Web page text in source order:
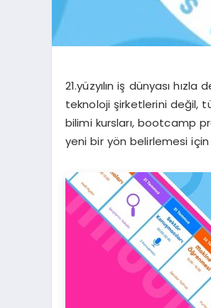
21.yüzyılın iş dünyası
teknoloji şirketlerini değil,
bilimi kursları, bootcamp
yeni bir yön belirlemesi